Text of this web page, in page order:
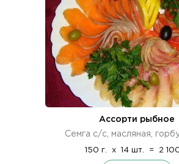
Ассорти рыбное
Семга с/с, масляная,
150 г. x 14 шт. = 2